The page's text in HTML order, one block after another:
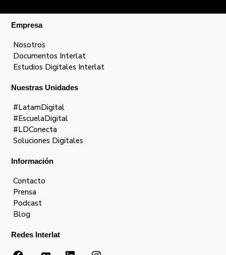
Empresa
Nosotros
Documentos Interlat
Estudios Digitales Interlat
Nuestras Unidades
#LatamDigital
#EscuelaDigital
#LDConecta
Soluciones Digitales
Información
Contacto
Prensa
Podcast
Blog
Redes Interlat